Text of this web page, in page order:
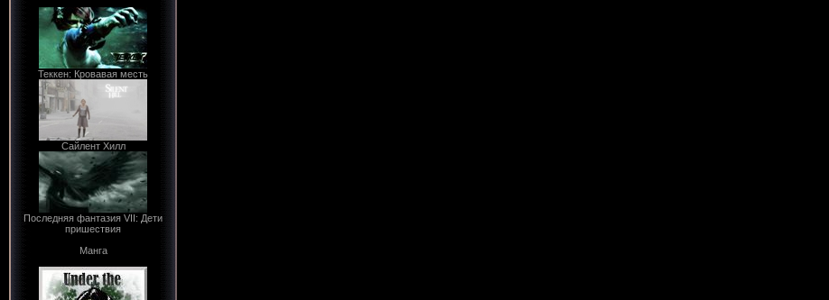
Теккен: Кровавая месть
Сайлент Хилл
Последняя фантазия VII: Дети
пришествия
Манга